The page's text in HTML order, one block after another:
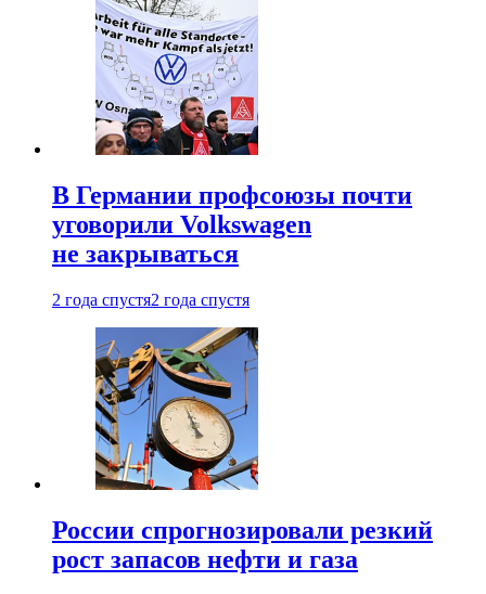
В Германии профсоюзы почти
уговорили Volkswagen
не закрываться
2 года спустя2 года спустя
России спрогнозировали резкий
рост запасов нефти и газа